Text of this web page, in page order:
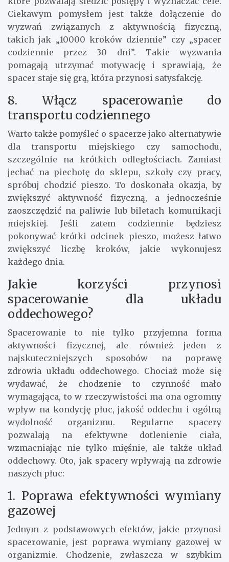
Ciekawym pomysłem jest także dołączenie do
wyzwań związanych z aktywnością fizyczną,
takich jak „10000 kroków dziennie” czy „spacer
codziennie przez 30 dni”. Takie wyzwania
pomagają utrzymać motywację i sprawiają, że
spacer staje się grą, która przynosi satysfakcję.
8. Włącz spacerowanie do
transportu codziennego
Warto także pomyśleć o spacerze jako alternatywie
dla transportu miejskiego czy samochodu,
szczególnie na krótkich odległościach. Zamiast
jechać na piechotę do sklepu, szkoły czy pracy,
spróbuj chodzić pieszo. To doskonała okazja, by
zwiększyć aktywność fizyczną, a jednocześnie
zaoszczędzić na paliwie lub biletach komunikacji
miejskiej. Jeśli zatem codziennie będziesz
pokonywać krótki odcinek pieszo, możesz łatwo
zwiększyć liczbę kroków, jakie wykonujesz
każdego dnia.
Jakie korzyści przynosi
spacerowanie dla układu
oddechowego?
Spacerowanie to nie tylko przyjemna forma
aktywności fizycznej, ale również jeden z
najskuteczniejszych sposobów na poprawę
zdrowia układu oddechowego. Chociaż może się
wydawać, że chodzenie to czynność mało
wymagająca, to w rzeczywistości ma ona ogromny
wpływ na kondycję płuc, jakość oddechu i ogólną
wydolność organizmu. Regularne spacery
pozwalają na efektywne dotlenienie ciała,
wzmacniając nie tylko mięśnie, ale także układ
oddechowy. Oto, jak spacery wpływają na zdrowie
naszych płuc:
1. Poprawa efektywności wymiany
gazowej
Jednym z podstawowych efektów, jakie przynosi
spacerowanie, jest poprawa wymiany gazowej w
organizmie. Chodzenie, zwłaszcza w szybkim